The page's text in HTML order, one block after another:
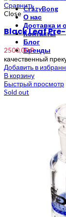
CrazyBong
О нас
Доставка и
Контакты
Блог
Бренды
Сравнить
Close
Black Leaf
2500,00₽
качественный
Добавить в
В корзину
Быстрый просмотр
Sold out